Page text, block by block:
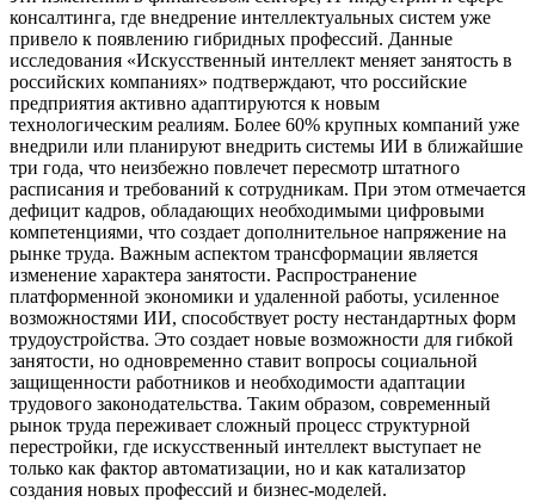
консалтинга, где внедрение интеллектуальных систем уже
привело к появлению гибридных профессий. Данные
исследования «Искусственный интеллект меняет занятость в
российских компаниях» подтверждают, что российские
предприятия активно адаптируются к новым
технологическим реалиям. Более 60% крупных компаний уже
внедрили или планируют внедрить системы ИИ в ближайшие
три года, что неизбежно повлечет пересмотр штатного
расписания и требований к сотрудникам. При этом отмечается
дефицит кадров, обладающих необходимыми цифровыми
компетенциями, что создает дополнительное напряжение на
рынке труда. Важным аспектом трансформации является
изменение характера занятости. Распространение
платформенной экономики и удаленной работы, усиленное
возможностями ИИ, способствует росту нестандартных форм
трудоустройства. Это создает новые возможности для гибкой
занятости, но одновременно ставит вопросы социальной
защищенности работников и необходимости адаптации
трудового законодательства. Таким образом, современный
рынок труда переживает сложный процесс структурной
перестройки, где искусственный интеллект выступает не
только как фактор автоматизации, но и как катализатор
создания новых профессий и бизнес-моделей.